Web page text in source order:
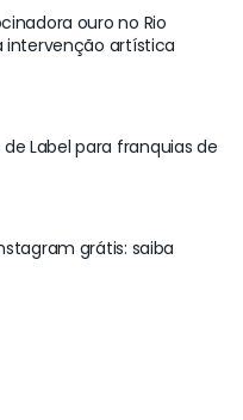
ouro no Rio
intervenção artística
Label para franquias de
grátis: saiba